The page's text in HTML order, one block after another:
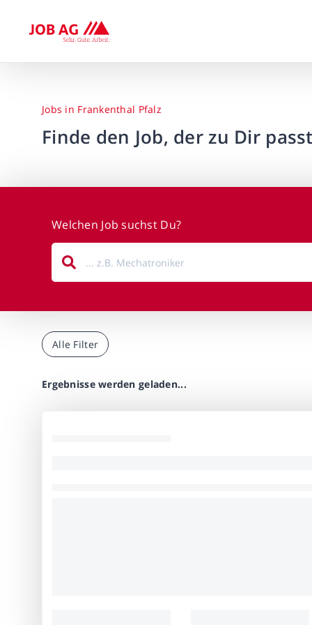
Jobs in Frankenthal Pfalz
Finde den Job, der zu Dir
Welchen Job suchst Du?
Alle Filter
Ergebnisse werden geladen...